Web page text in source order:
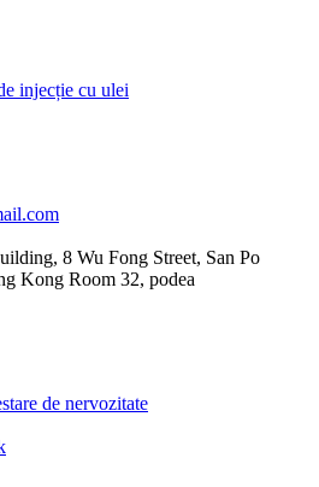
injecție cu ulei
8 Wu Fong Street, San Po
Kong Room 32, podea
stare de nervozitate